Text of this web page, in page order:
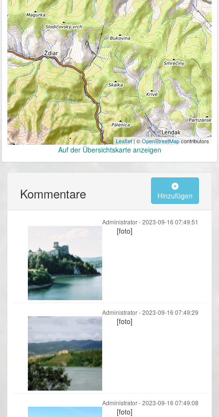
Leaflet| ©OpenStreetMapcontributors
Auf der Übersichtskarte anzeigen
Kommentare Hinzufügen
Administrator -2023-09-16 07:49:51
[foto]
Administrator -2023-09-16 07:49:29
[foto]
Administrator -2023-09-16 07:49:08
[foto]